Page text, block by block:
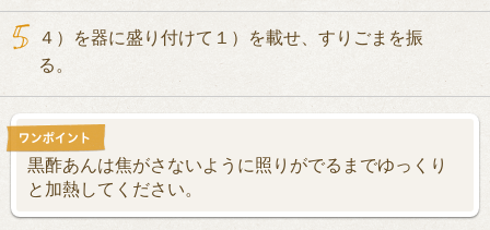
４）を器に盛り付けて１）を載せ、すりごまを振
る。
黒酢あんは焦がさないように照りがでるまでゆっくり
と加熱してください。